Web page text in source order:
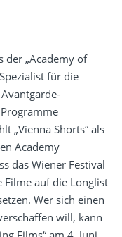
der „Academy of
für die
„Vienna Shorts“ als
Academy
das Wiener Festival
Filme auf die Longlist
Wer sich einen
will, kann